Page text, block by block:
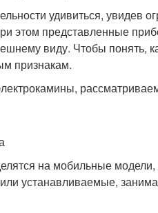
удивиться, увидев
этом представленные
виду. Чтобы понять,
признакам.
на мобильные
устанавливаемые,